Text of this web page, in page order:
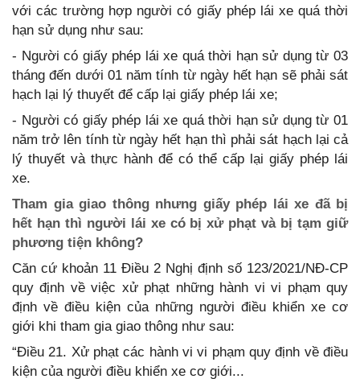
với các trường hợp người có giấy phép lái xe quá thời
hạn sử dụng như sau:
- Người có giấy phép lái xe quá thời hạn sử dụng từ 03
tháng đến dưới 01 năm tính từ ngày hết hạn sẽ phải sát
hạch lại lý thuyết để cấp lại giấy phép lái xe;
- Người có giấy phép lái xe quá thời hạn sử dụng từ 01
năm trở lên tính từ ngày hết hạn thì phải sát hạch lại cả
lý thuyết và thực hành để có thể cấp lại giấy phép lái
xe.
Tham gia giao thông nhưng giấy phép lái xe đã bị
hết hạn thì người lái xe có bị xử phạt và bị tạm giữ
phương tiện không?
Căn cứ khoản 11 Điều 2 Nghị định số 123/2021/NĐ-CP
quy định về việc xử phạt những hành vi vi phạm quy
định về điều kiện của những người điều khiển xe cơ
giới khi tham gia giao thông như sau:
“Điều 21. Xử phạt các hành vi vi phạm quy định về điều
kiện của người điều khiển xe cơ giới...